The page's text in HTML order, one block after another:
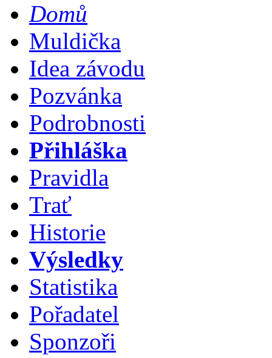
Domů
Muldička
Idea závodu
Pozvánka
Podrobnosti
Přihláška
Pravidla
Trať
Historie
Výsledky
Statistika
Pořadatel
Sponzoři